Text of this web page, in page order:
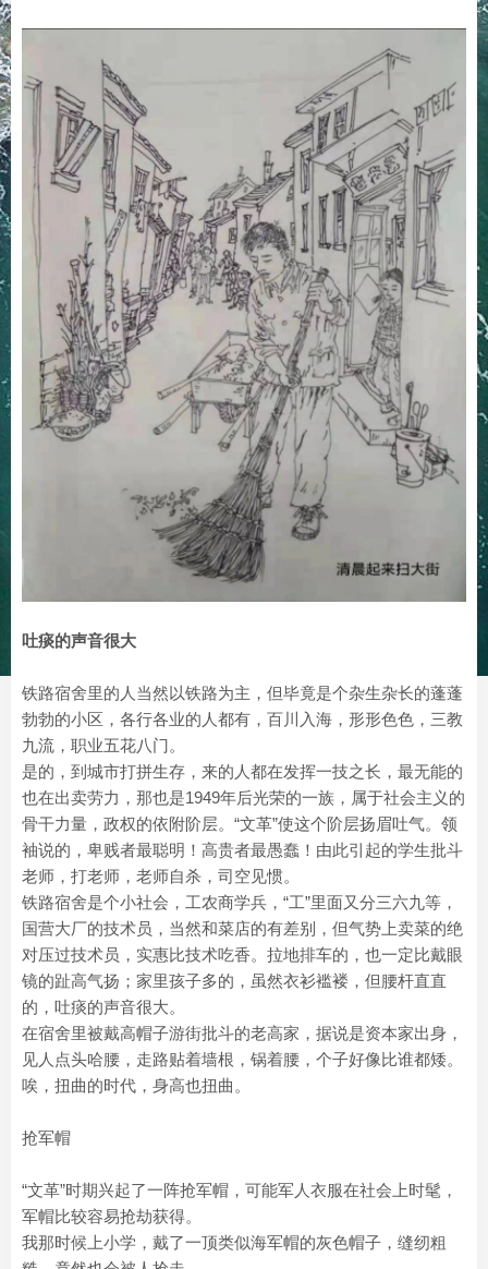
吐痰的声音很大
铁路宿舍里的人当然以铁路为主，但毕竟是个杂生杂长的蓬蓬
勃勃的小区，各行各业的人都有，百川入海，形形色色，三教
九流，职业五花八门。
是的，到城市打拼生存，来的人都在发挥一技之长，最无能的
也在出卖劳力，那也是1949年后光荣的一族，属于社会主义的
骨干力量，政权的依附阶层。“文革”使这个阶层扬眉吐气。领
袖说的，卑贱者最聪明！高贵者最愚蠢！由此引起的学生批斗
老师，打老师，老师自杀，司空见惯。
铁路宿舍是个小社会，工农商学兵，“工”里面又分三六九等，
国营大厂的技术员，当然和菜店的有差别，但气势上卖菜的绝
对压过技术员，实惠比技术吃香。拉地排车的，也一定比戴眼
镜的趾高气扬；家里孩子多的，虽然衣衫褴褛，但腰杆直直
的，吐痰的声音很大。
在宿舍里被戴高帽子游街批斗的老高家，据说是资本家出身，
见人点头哈腰，走路贴着墙根，锅着腰，个子好像比谁都矮。
唉，扭曲的时代，身高也扭曲。
抢军帽
“文革”时期兴起了一阵抢军帽，可能军人衣服在社会上时髦，
军帽比较容易抢劫获得。
我那时候上小学，戴了一顶类似海军帽的灰色帽子，缝纫粗